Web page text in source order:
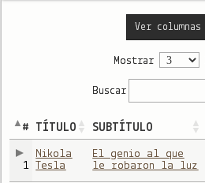
Ver columnas
Mostrar
Buscar
# TÍTULO SUBTÍTULO
1
Nikola
Tesla
El genio al que
le robaron la luz